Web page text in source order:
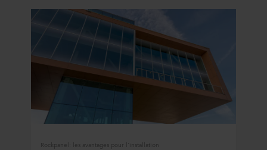
Rockpanel: les avantages pour l'installation